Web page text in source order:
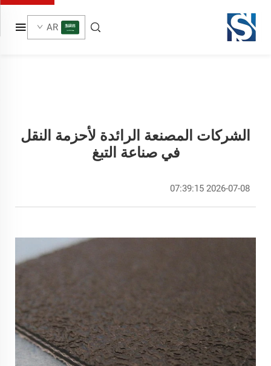
AR
الشركات المصنعة الرائدة لأحزمة النقل
في صناعة التبغ
2026-07-08 07:39:15